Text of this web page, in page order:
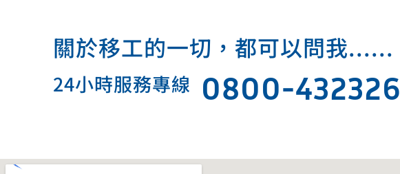
關於移工的一切，都可以問我......
24小時服務專線 0800-432326